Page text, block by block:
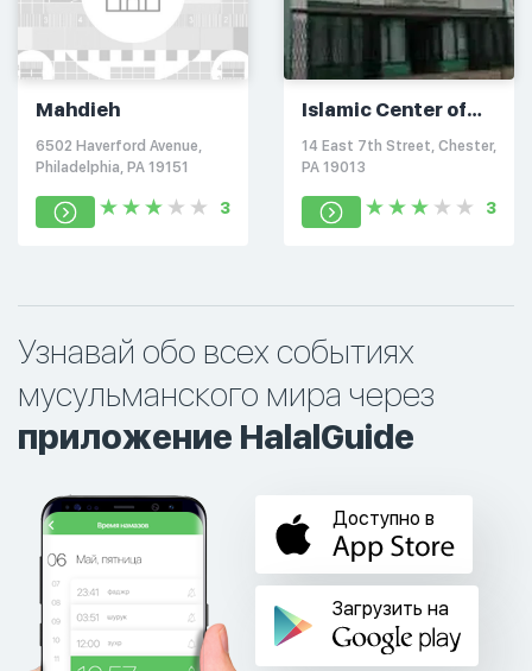
Mahdieh
6502 Haverford Avenue,
Philadelphia, PA 19151
3
Islamic Center of
Chester
14 East 7th Street, Chester,
PA 19013
3
Узнавай обо всех событиях
мусульманского мира через
приложение HalalGuide
Доступно в
Загрузить на